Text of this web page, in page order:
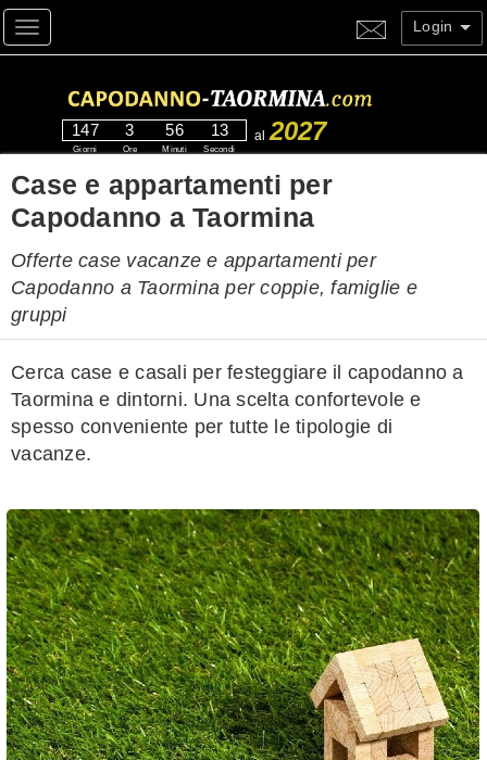
Toggle navigation Login
147
Giorni
3
Ore
56
Minuti
13
Secondi
al2027
Case e appartamenti per
Capodanno a Taormina
Offerte case vacanze e appartamenti per
Capodanno a Taormina per coppie, famiglie e
gruppi
Cerca case e casali per festeggiare il capodanno a
Taormina e dintorni. Una scelta confortevole e
spesso conveniente per tutte le tipologie di
vacanze.